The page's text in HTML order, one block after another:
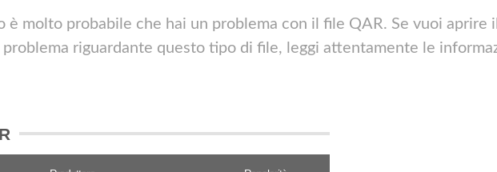
è molto probabile che hai un problema con il file QAR. Se vuoi aprire
riguardante questo tipo di file, leggi attentamente le